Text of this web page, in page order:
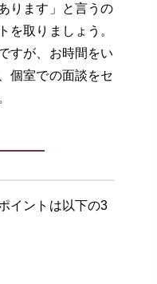
ります」と言うの
を取りましょう。
すが、お時間をい
個室での面談をセ
イントは以下の3